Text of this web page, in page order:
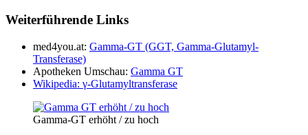
Weiterführende Links
med4you.at: Gamma-GT (GGT, Gamma-Glutamyl-
Transferase)
Apotheken Umschau: Gamma GT
Wikipedia: γ-Glutamyltransferase
Gamma-GT erhöht / zu hoch